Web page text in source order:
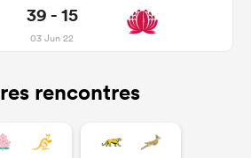
39 - 15
03 Jun 22
rencontres